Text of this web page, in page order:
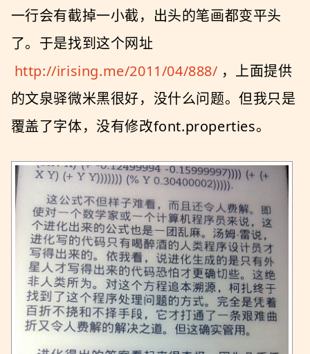
一行会有截掉一小截，出头的笔画都变平头
了。于是找到这个网址
http://irising.me/2011/04/888/ ，上面提供
的文泉驿微米黑很好，没什么问题。但我只是
覆盖了字体，没有修改font.properties。